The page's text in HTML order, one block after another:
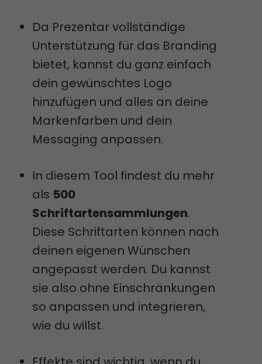
Da Prezentar vollständige
Unterstützung für das Branding
bietet, kannst du ganz einfach
dein gewünschtes Logo
hinzufügen und alles an deine
Markenfarben und dein
Messaging anpassen.
In diesem Tool findest du mehr
als 500
Schriftartensammlungen.
Diese Schriftarten können nach
deinen eigenen Wünschen
angepasst werden. Du kannst
sie also ohne Einschränkungen
so anpassen und integrieren,
wie du willst.